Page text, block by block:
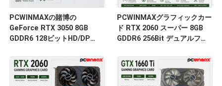
PCWINMAXの賭博の
GeForce RTX 3050 8GB
GDDR6 128ビットHD/DP
の二重ファンのグラフィック
ス・カード
PCWINMAXグラフィックカー
ド RTX 2060 スーパー 8GB
GDDR6 256Bit デュアルファ
シング ゲームPC用 OEM卸売